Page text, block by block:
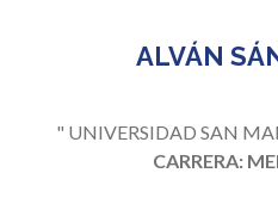
ALVÁN
" UNIVERSIDAD SAN
CARRERA: